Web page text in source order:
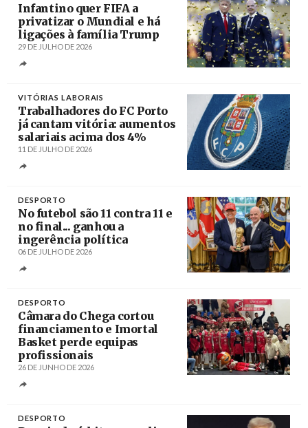
Infantino quer FIFA a
privatizar o Mundial e há
ligações à família Trump
29 DE JULHO DE 2026
VITÓRIAS LABORAIS
Trabalhadores do FC Porto
já cantam vitória: aumentos
salariais acima dos 4%
11 DE JULHO DE 2026
DESPORTO
No futebol são 11 contra 11 e
no final... ganhou a
ingerência política
06 DE JULHO DE 2026
DESPORTO
Câmara do Chega cortou
financiamento e Imortal
Basket perde equipas
profissionais
26 DE JUNHO DE 2026
DESPORTO